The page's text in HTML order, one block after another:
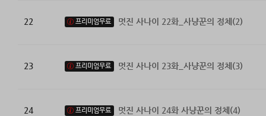
22 프리미엄무료 멋진 사나이 22화_사냥꾼의 정체(2)
23 프리미엄무료 멋진 사나이 23화_사냥꾼의 정체(3)
24 프리미엄무료 멋진 사나이 24화 사냥꾼의 정체(4)